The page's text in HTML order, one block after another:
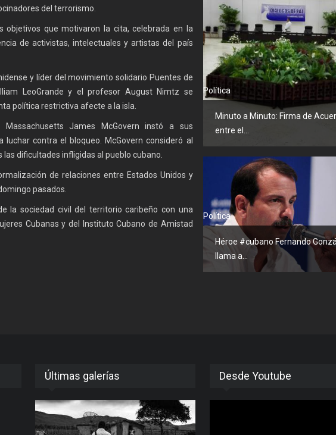
del terrorismo.
objetivos que motivaron la cita, celebrada en la
de activistas, intelectuales y artistas del país
y líder del movimiento solidario Puentes de
LeoGrande y el profesor August Nimtz se
política restrictiva afecte a la isla.
James McGovern instó a sus
contra el bloqueo. McGovern consideró al
dificultades infligidas al pueblo cubano.
de relaciones entre Estados Unidos y
pasados.
la sociedad civil del territorio caribeño con una
Cubanas y del Instituto Cubano de Amistad
Política
Minuto a Minuto: Firma de
entre el...
Política
Héroe #cubano Fernando
llama a...
Últimas galerías Desde Youtube